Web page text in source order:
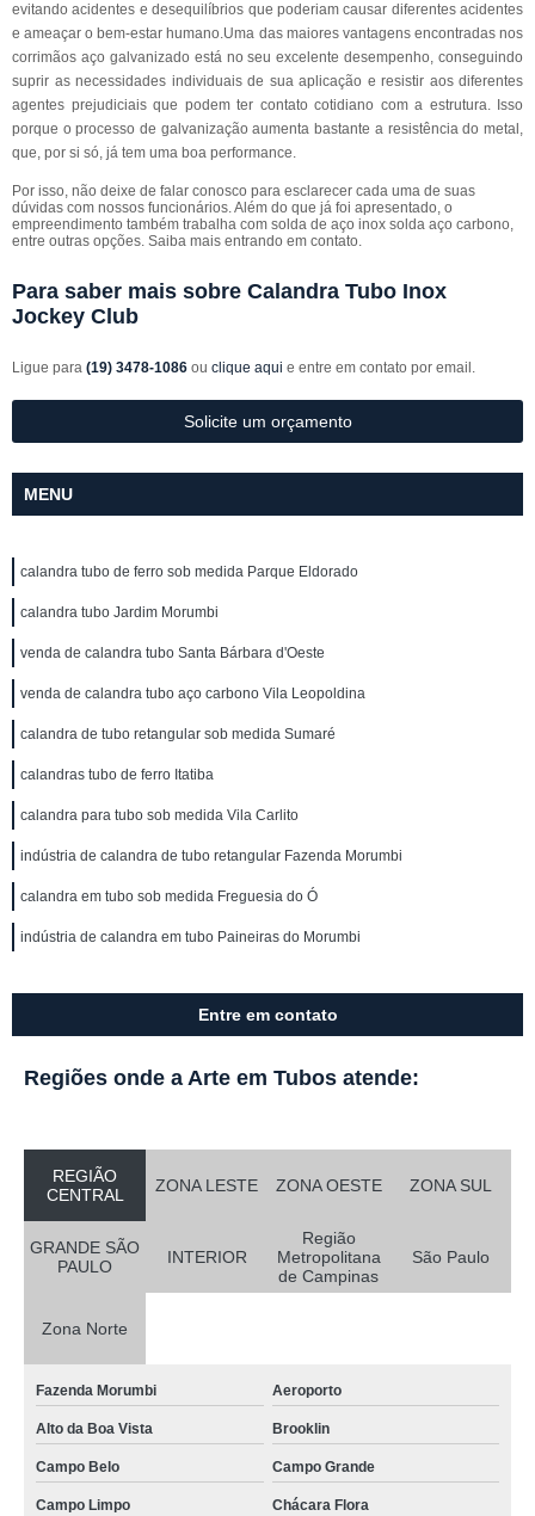
evitando acidentes e desequilíbrios que poderiam causar diferentes acidentes
e ameaçar o bem-estar humano.Uma das maiores vantagens encontradas nos
corrimãos aço galvanizado está no seu excelente desempenho, conseguindo
suprir as necessidades individuais de sua aplicação e resistir aos diferentes
agentes prejudiciais que podem ter contato cotidiano com a estrutura. Isso
porque o processo de galvanização aumenta bastante a resistência do metal,
que, por si só, já tem uma boa performance.
Por isso, não deixe de falar conosco para esclarecer cada uma de suas
dúvidas com nossos funcionários. Além do que já foi apresentado, o
empreendimento também trabalha com solda de aço inox solda aço carbono,
entre outras opções. Saiba mais entrando em contato.
Para saber mais sobre Calandra Tubo Inox
Jockey Club
Ligue para (19) 3478-1086 ou clique aqui e entre em contato por email.
Solicite um orçamento
MENU
calandra tubo de ferro sob medida Parque Eldorado
calandra tubo Jardim Morumbi
venda de calandra tubo Santa Bárbara d'Oeste
venda de calandra tubo aço carbono Vila Leopoldina
calandra de tubo retangular sob medida Sumaré
calandras tubo de ferro Itatiba
calandra para tubo sob medida Vila Carlito
indústria de calandra de tubo retangular Fazenda Morumbi
calandra em tubo sob medida Freguesia do Ó
indústria de calandra em tubo Paineiras do Morumbi
Entre em contato
Regiões onde a Arte em Tubos atende:
REGIÃO
CENTRAL
ZONA LESTE ZONA OESTE ZONA SUL
GRANDE SÃO
PAULO
INTERIOR
Região
Metropolitana
de Campinas
São Paulo
Zona Norte
Fazenda Morumbi Aeroporto
Alto da Boa Vista Brooklin
Campo Belo Campo Grande
Campo Limpo Chácara Flora